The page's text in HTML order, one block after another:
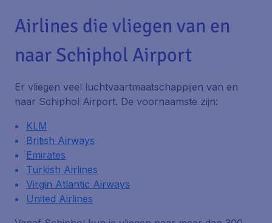
Airlines die vliegen van en
naar Schiphol Airport
Er vliegen veel luchtvaartmaatschappijen van en
naar Schiphol Airport. De voornaamste zijn:
KLM
British Airways
Emirates
Turkish Airlines
Virgin Atlantic Airways
United Airlines